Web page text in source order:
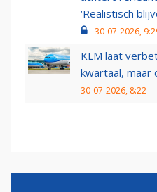
‘Realistisch
30-07-2026,
KLM laat
kwartaal, maar
30-07-2026, 8:22